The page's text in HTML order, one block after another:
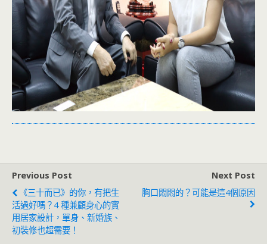
Previous Post
《三十而已》的你，有把生
活過好嗎？4 種兼顧身心的實
用居家設計，單身、新婚族、
初裝修也超需要！
Next Post
胸口悶悶的？可能是這4個原因